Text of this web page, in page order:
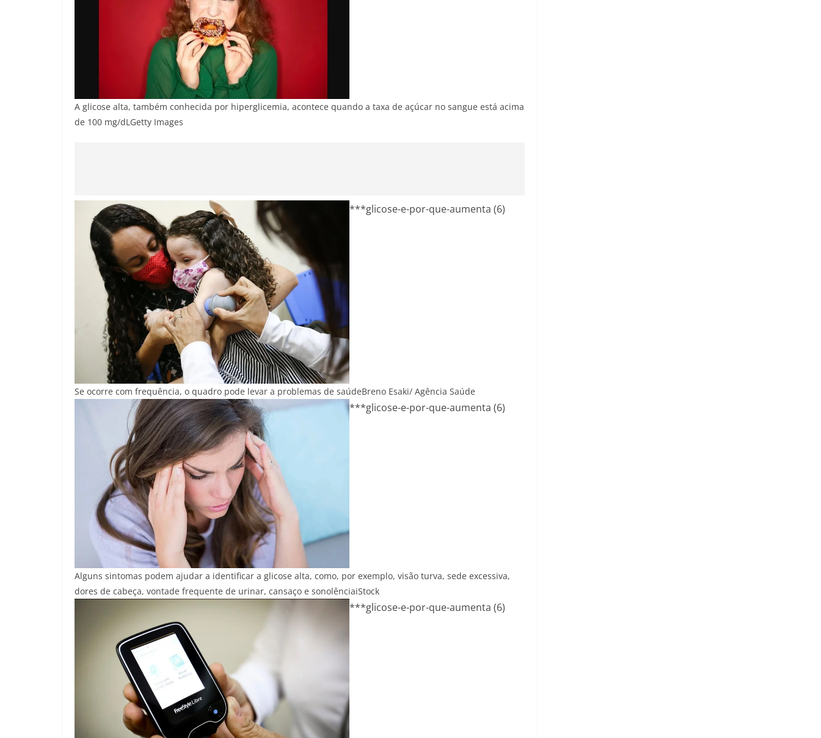
A glicose alta, também conhecida por hiperglicemia, acontece quando a taxa de açúcar no sangue está acima
de 100 mg/dL Getty Images
***glicose-e-por-que-aumenta (6)
Se ocorre com frequência, o quadro pode levar a problemas de saúdeBreno Esaki/ Agência Saúde
***glicose-e-por-que-aumenta (6)
Alguns sintomas podem ajudar a identificar a glicose alta, como, por exemplo, visão turva, sede excessiva,
dores de cabeça, vontade frequente de urinar, cansaço e sonolênciaiStock
***glicose-e-por-que-aumenta (6)